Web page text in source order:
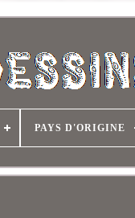
PAYS D'ORIGINE